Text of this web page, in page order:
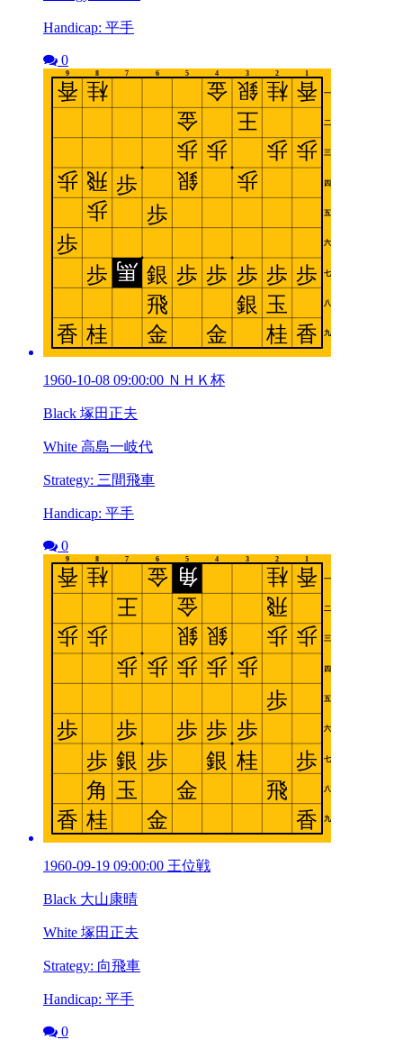
Handicap: 平手
0
1960-10-08 09:00:00 ＮＨＫ杯
Black 塚田正夫
White 高島一岐代
Strategy: 三間飛車
Handicap: 平手
0
1960-09-19 09:00:00 王位戦
Black 大山康晴
White 塚田正夫
Strategy: 向飛車
Handicap: 平手
0